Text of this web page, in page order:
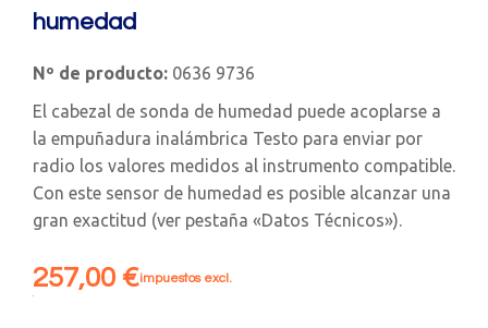
humedad
Nº de producto: 0636 9736
El cabezal de sonda de humedad puede acoplarse a
la empuñadura inalámbrica Testo para enviar por
radio los valores medidos al instrumento compatible.
Con este sensor de humedad es posible alcanzar una
gran exactitud (ver pestaña «Datos Técnicos»).
257,00 €impuestos excl.